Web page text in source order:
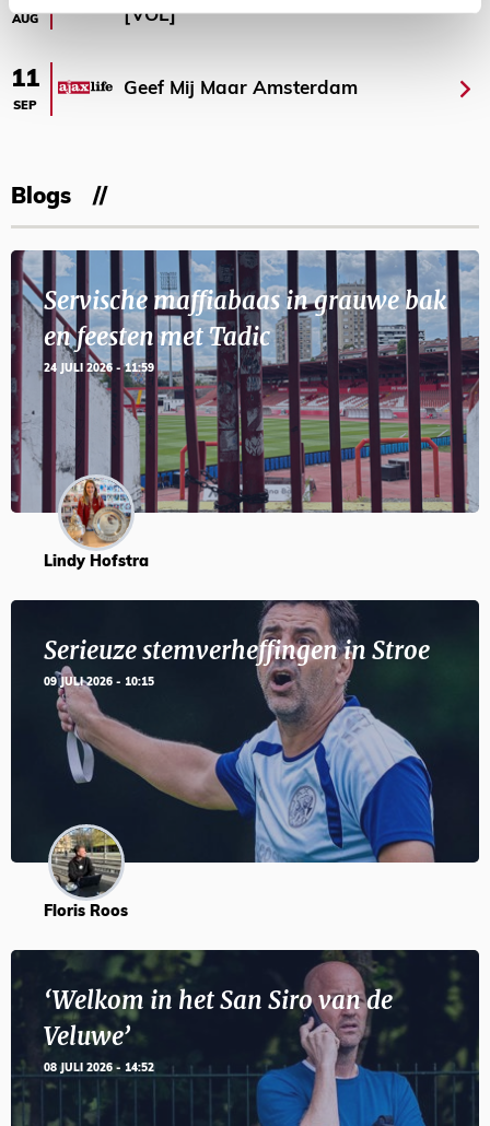
AUG
[VOL]
11
SEP
Geef Mij Maar Amsterdam
Blogs
Servische maffiabaas in grauwe bak
en feesten met Tadic
24 JULI 2026 - 11:59
Lindy Hofstra
Serieuze stemverheffingen in Stroe
09 JULI 2026 - 10:15
Floris Roos
‘Welkom in het San Siro van de
Veluwe’
08 JULI 2026 - 14:52